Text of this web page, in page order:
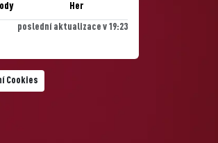
Her
poslední aktualizace v 19:23
Cookies